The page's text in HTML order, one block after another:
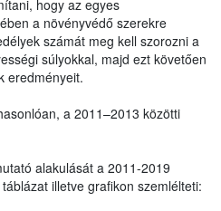
hogy az egyes
a növényvédő szerekre
számát meg kell szorozni a
súlyokkal, majd ezt követően
eredményeit.
a 2011–2013 közötti
alakulását a 2011-2019
illetve grafikon szemlélteti: